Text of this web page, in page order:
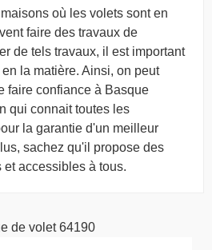
où les volets sont en
faire des travaux de
de tels travaux, il est important
la matière. Ainsi, on peut
faire confiance à Basque
qui connait toutes les
la garantie d'un meilleur
sachez qu'il propose des
et accessibles à tous.